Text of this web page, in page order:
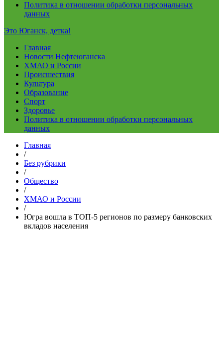
Политика в отношении обработки персональных
данных
Это Юганск, детка!
Главная
Новости Нефтеюганска
ХМАО и России
Происшествия
Культура
Образование
Спорт
Здоровье
Политика в отношении обработки персональных
данных
Главная
/
Без рубрики
/
Общество
/
ХМАО и России
/
Югра вошла в ТОП-5 регионов по размеру банковских
вкладов населения